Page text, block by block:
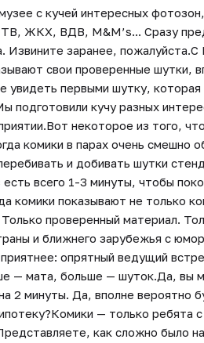
с кучей интересных
ЖКХ, ВДВ, M&M’s... Сразу
Извините заранее, пожалуйста.С
свои проверенные шутки,
увидеть первыми шутку,
кучу разных
некоторое из того,
комики в парах очень смешно
и добивать шутки
всего 1-3 минуты, чтобы
показывают не только
проверенный материал.
и ближнего зарубежья с
опрятный ведущий
— мата, больше — шуток.Да, вы
2 минуты. Да, вполне вероятно
— только ребята
как сложно было